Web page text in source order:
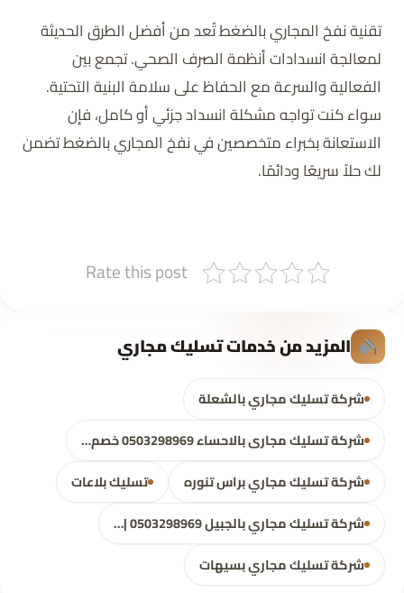
تقنية نفخ المجاري بالضغط تُعد من أفضل الطرق الحديثة
لمعالجة انسدادات أنظمة الصرف الصحي. تجمع بين
الفعالية والسرعة مع الحفاظ على سلامة البنية التحتية.
سواء كنت تواجه مشكلة انسداد جزئي أو كامل، فإن
الاستعانة بخبراء متخصصين في نفخ المجاري بالضغط تضمن
لك حلاً سريعًا ودائمًا.
Rate this post
المزيد من خدمات تسليك مجاري
شركة تسليك مجاري بالشعلة
شركة تسليك مجارى بالاحساء 0503298969 خصم…
شركة تسليك مجاري براس تنوره
تسليك بلاعات
شركة تسليك مجاري بالجبيل 0503298969 |…
شركة تسليك مجاري بسيهات